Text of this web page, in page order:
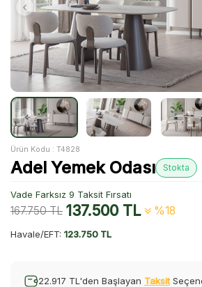
Ürün Kodu : T4828
Adel Yemek Odası Stokta
Vade Farksız 9 Taksit Fırsatı
167.750TL 137.500TL %18
Havale/EFT: 123.750 TL
22.917 TL'den Başlayan Taksit